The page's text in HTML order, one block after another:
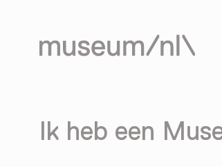
Ik heb een